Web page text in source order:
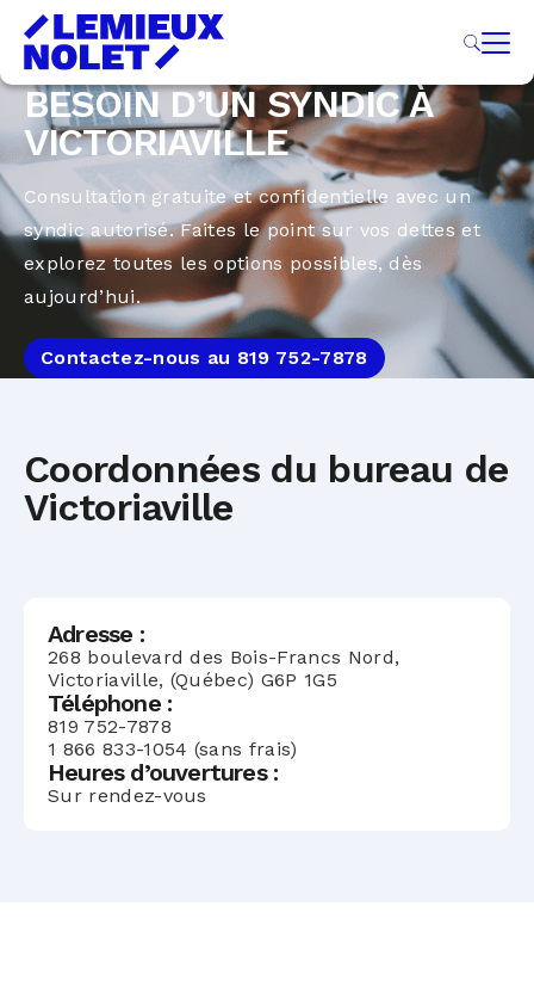
BESOIN D’UN SYNDIC À
VICTORIAVILLE
Consultation gratuite et confidentielle avec un
syndic autorisé. Faites le point sur vos dettes et
explorez toutes les options possibles, dès
aujourd’hui.
Contactez-nous au 819 752-7878
Coordonnées du bureau de
Victoriaville
Adresse :
268 boulevard des Bois-Francs Nord,
Victoriaville, (Québec) G6P 1G5
Téléphone :
819 752-7878
1 866 833-1054 (sans frais)
Heures d’ouvertures :
Sur rendez-vous